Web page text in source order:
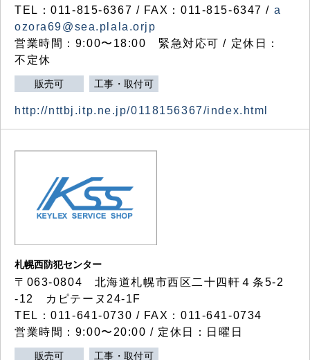
TEL：011-815-6367 / FAX：011-815-6347 / a
ozora69@sea.plala.orjp
営業時間：9:00〜18:00 緊急対応可 / 定休日：
不定休
販売可 工事・取付可
http://nttbj.itp.ne.jp/0118156367/index.html
札幌西防犯センター
〒063-0804 北海道札幌市西区二十四軒４条5-2
-12 カピテーヌ24-1F
TEL：011-641-0730 / FAX：011-641-0734
営業時間：9:00〜20:00 / 定休日：日曜日
販売可 工事・取付可